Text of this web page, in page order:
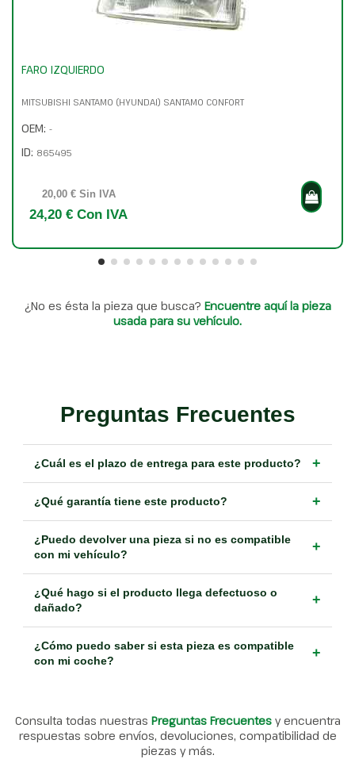
FARO IZQUIERDO
MITSUBISHI SANTAMO (HYUNDAI) SANTAMO CONFORT
OEM: -
ID: 865495
20,00 € Sin IVA
24,20 € Con IVA
¿No es ésta la pieza que busca? Encuentre aquí la pieza
usada para su vehículo.
Preguntas Frecuentes
¿Cuál es el plazo de entrega para este producto? +
¿Qué garantía tiene este producto? +
¿Puedo devolver una pieza si no es compatible
con mi vehículo?
+
¿Qué hago si el producto llega defectuoso o
dañado?
+
¿Cómo puedo saber si esta pieza es compatible
con mi coche?
+
Consulta todas nuestras Preguntas Frecuentes y encuentra
respuestas sobre envíos, devoluciones, compatibilidad de
piezas y más.